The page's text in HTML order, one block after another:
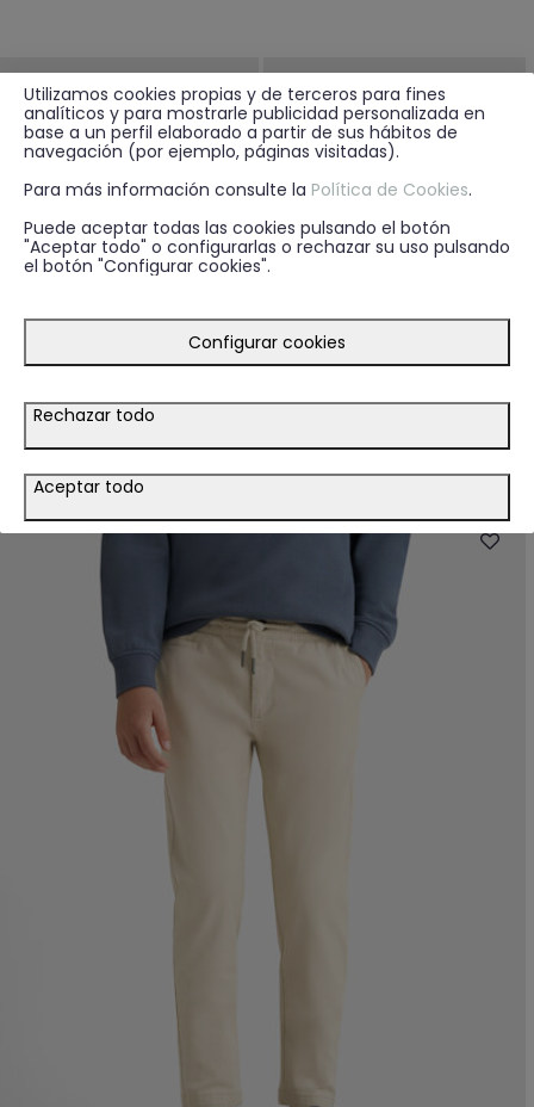
15.95€
JOGGER BASIC KIDS VERDE
PANTALON DALTON KIDS AZUL
Utilizamos cookies propias y de terceros para fines
analíticos y para mostrarle publicidad personalizada en
base a un perfil elaborado a partir de sus hábitos de
navegación (por ejemplo, páginas visitadas).
Para más información consulte la Política de Cookies.
Puede aceptar todas las cookies pulsando el botón
"Aceptar todo" o configurarlas o rechazar su uso pulsando
el botón "Configurar cookies".
Configurar cookies
Rechazar todo
Aceptar todo